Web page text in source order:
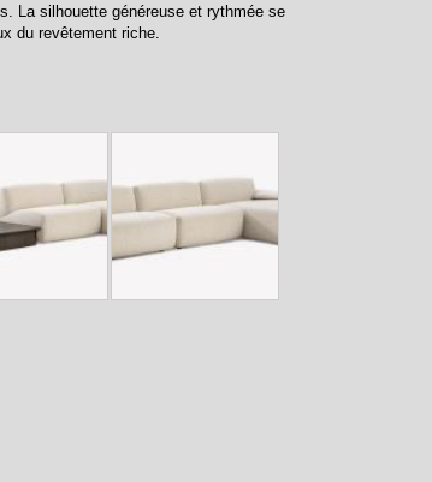
La silhouette généreuse et rythmée se
du revêtement riche.